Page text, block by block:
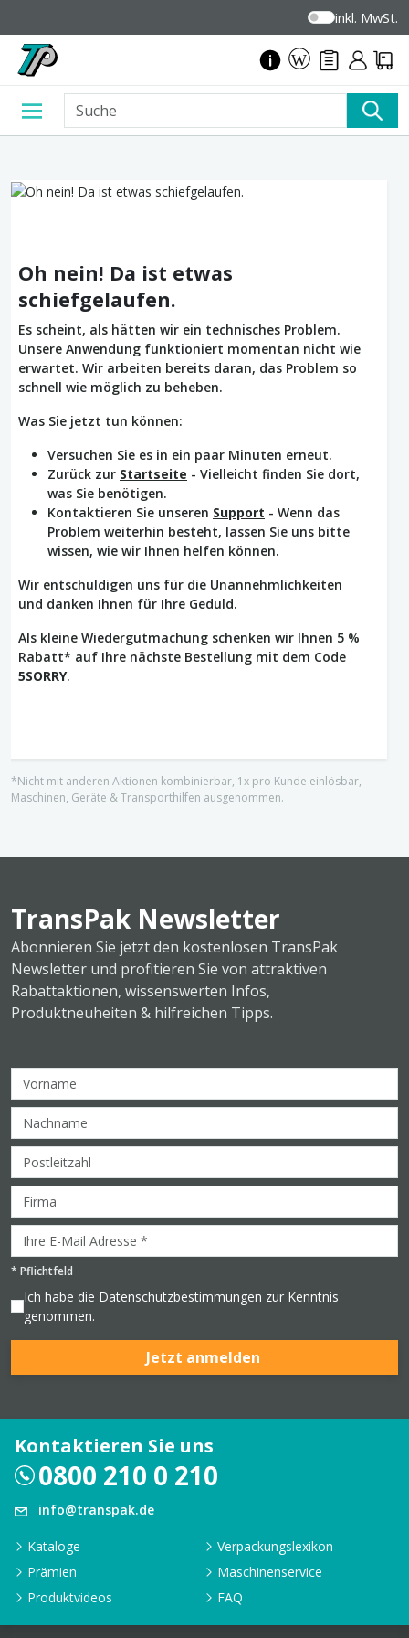
inkl. MwSt.
Oh nein! Da ist etwas
schiefgelaufen.
Es scheint, als hätten wir ein technisches Problem.
Unsere Anwendung funktioniert momentan nicht wie
erwartet. Wir arbeiten bereits daran, das Problem so
schnell wie möglich zu beheben.
Was Sie jetzt tun können:
Versuchen Sie es in ein paar Minuten erneut.
Zurück zur Startseite - Vielleicht finden Sie dort,
was Sie benötigen.
Kontaktieren Sie unseren Support - Wenn das
Problem weiterhin besteht, lassen Sie uns bitte
wissen, wie wir Ihnen helfen können.
Wir entschuldigen uns für die Unannehmlichkeiten
und danken Ihnen für Ihre Geduld.
Als kleine Wiedergutmachung schenken wir Ihnen 5 %
Rabatt* auf Ihre nächste Bestellung mit dem Code
5SORRY.
*Nicht mit anderen Aktionen kombinierbar, 1x pro Kunde einlösbar,
Maschinen, Geräte & Transporthilfen ausgenommen.
TransPak Newsletter
Abonnieren Sie jetzt den kostenlosen TransPak
Newsletter und profitieren Sie von attraktiven
Rabattaktionen, wissenswerten Infos,
Produktneuheiten & hilfreichen Tipps.
* Pflichtfeld
Ich habe die Datenschutzbestimmungen zur Kenntnis
genommen.
Jetzt anmelden
Kontaktieren Sie uns
0800 210 0 210
info@transpak.de
Kataloge
Verpackungslexikon
Prämien
Maschinenservice
Produktvideos
FAQ